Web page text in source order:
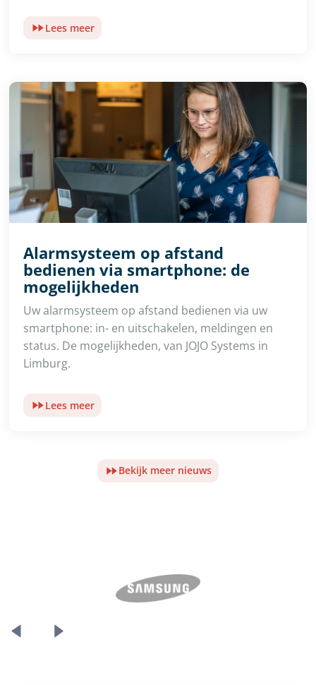
Lees meer
Alarmsysteem op afstand
bedienen via smartphone: de
mogelijkheden
Uw alarmsysteem op afstand bedienen via uw
smartphone: in- en uitschakelen, meldingen en
status. De mogelijkheden, van JOJO Systems in
Limburg.
Lees meer
Bekijk meer nieuws